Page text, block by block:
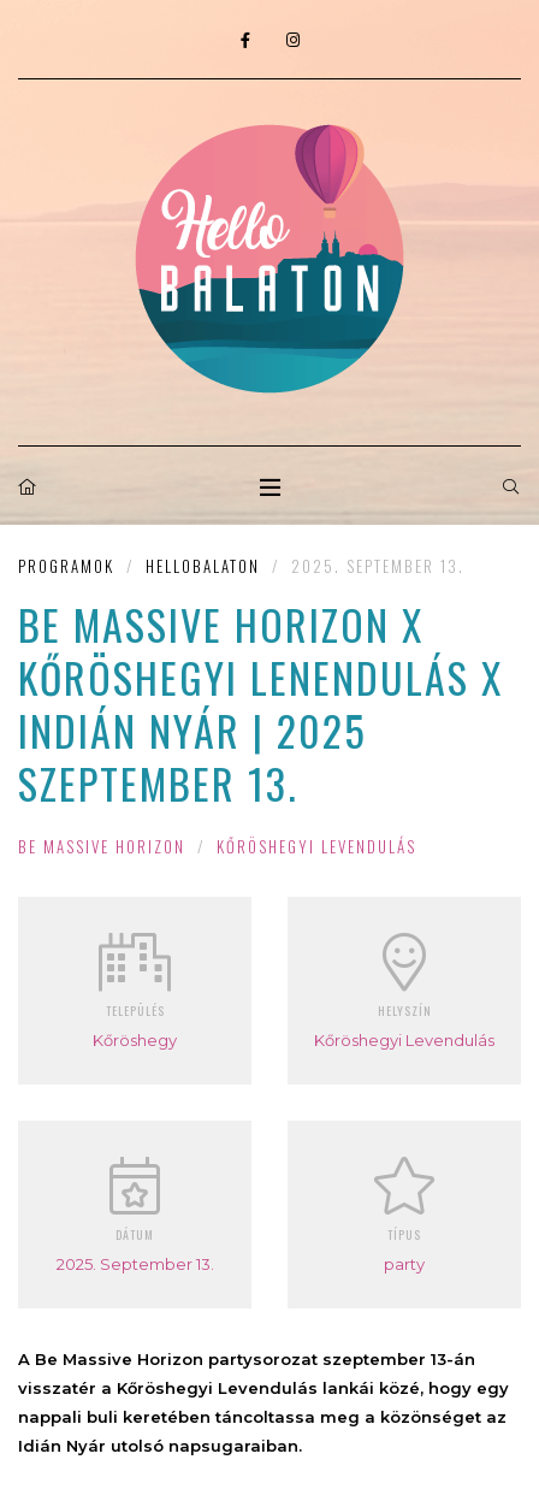
PROGRAMOK / HELLOBALATON / 2025. SEPTEMBER 13.
BE MASSIVE HORIZON X
KŐRÖSHEGYI LENENDULÁS X
INDIÁN NYÁR | 2025
SZEPTEMBER 13.
BE MASSIVE HORIZON / KŐRÖSHEGYI LEVENDULÁS
TELEPÜLÉS
Kőröshegy
HELYSZÍN
Kőröshegyi Levendulás
DÁTUM
2025. September 13.
TÍPUS
party
A Be Massive Horizon partysorozat szeptember 13-án
visszatér a Kőröshegyi Levendulás lankái közé, hogy egy
nappali buli keretében táncoltassa meg a közönséget az
Idián Nyár utolsó napsugaraiban.